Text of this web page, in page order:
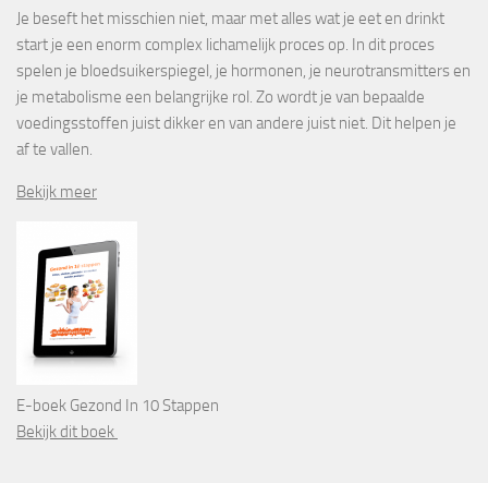
Je beseft het misschien niet, maar met alles wat je eet en drinkt
start je een enorm complex lichamelijk proces op. In dit proces
spelen je bloedsuikerspiegel, je hormonen, je neurotransmitters en
je metabolisme een belangrijke rol. Zo wordt je van bepaalde
voedingsstoffen juist dikker en van andere juist niet. Dit helpen je
af te vallen.
Bekijk meer
E-boek Gezond In 10 Stappen
Bekijk dit boek